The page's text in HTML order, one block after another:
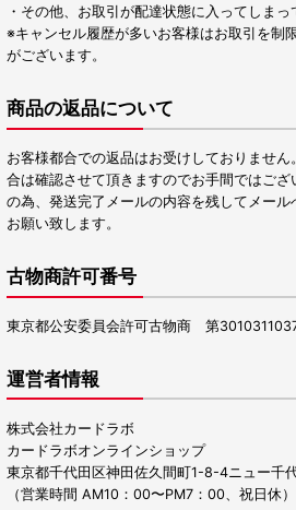
・その他、お取引が配達状態に入ってしまっ
※キャンセル履歴が多いお客様はお取引を制
がございます。
商品の返品について
お客様都合での返品はお受けしておりませ
合は確認させて頂きますのでお手間ではご
の為、発送完了メールの内容を残してメー
お願い致します。
古物商許可番号
東京都公安委員会許可古物商 第
運営者情報
株式会社カードラボ
カードラボオンラインショップ
東京都千代田区神田佐久間町1-8-4ニュー千
（営業時間 AM10：00〜PM7：00、祝日休）